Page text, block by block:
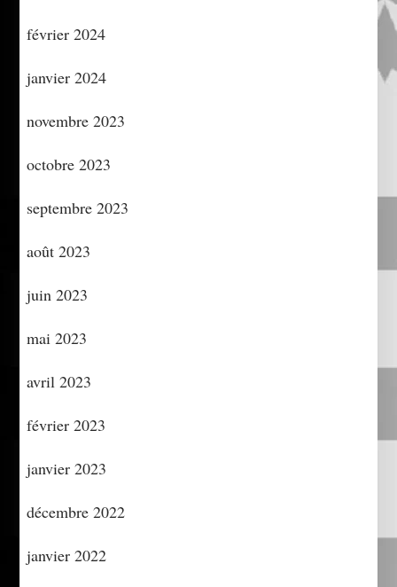
février 2024
janvier 2024
novembre 2023
octobre 2023
septembre 2023
août 2023
juin 2023
mai 2023
avril 2023
février 2023
janvier 2023
décembre 2022
janvier 2022